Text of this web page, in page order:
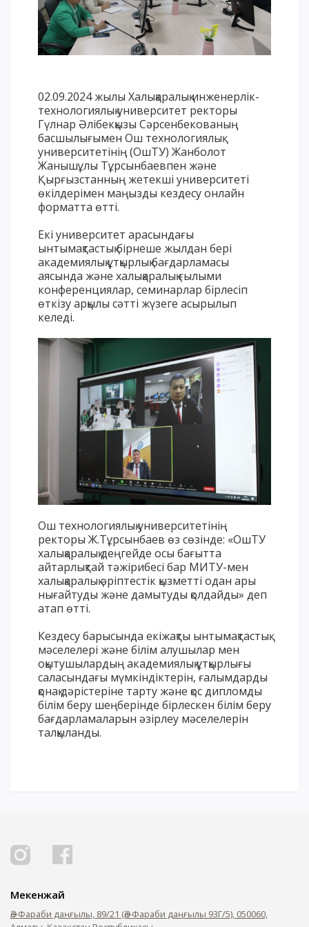
Үндеу сөздері
АССА халықаралық бағдарламасы
International studying
METU Courses
БІЛІМ БЕРУ БАҒДАРЛАМАЛАРЫ
Колледж
Бакалавриат
Докторантура
Екінші жоғары білім
Қашықтықтан оқыту технологиялары
02.09.2024 жылы Халықаралық инженерлік-
технологиялық университет ректоры
Гүлнар Әлібекқызы Сәрсенбекованың
басшылығымен Ош технологиялық
университетінің (ОшТУ) Жанболот
Жанышұлы Тұрсынбаевпен және
Қырғызстанның жетекші университеті
өкілдерімен маңызды кездесу онлайн
форматта өтті.
Екі университет арасындағы
ынтымақтастық бірнеше жылдан бері
академиялық ұтқырлық бағдарламасы
аясында және халықаралық ғылыми
конференциялар, семинарлар бірлесіп
өткізу арқылы сәтті жүзеге асырылып
келеді.
Ош технологиялық университетінің
ректоры Ж.Тұрсынбаев өз сөзінде: «ОшТУ
халықаралық деңгейде осы бағытта
айтарлықтай тәжірибесі бар МИТУ-мен
халықаралық әріптестік қызметті одан ары
нығайтуды және дамытуды қолдайды» деп
атап өтті.
Кездесу барысында екіжақты ынтымақтастық
мәселелері және білім алушылар мен
оқытушылардың академиялық ұтқырлығы
саласындағы мүмкіндіктерін, ғалымдарды
қонақ дәрістеріне тарту және қос дипломды
білім беру шеңберінде бірлескен білім беру
бағдарламаларын әзірлеу мәселелерін
талқыланды.
Мекенжай
Әл-Фараби даңғылы, 89/21 (Әл-Фараби даңғылы 93Г/5), 050060,